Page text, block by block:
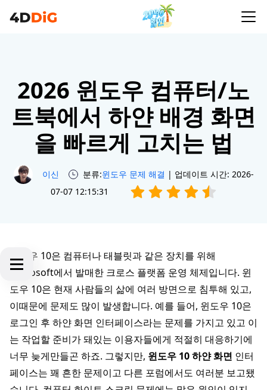
2026 윈도우 컴퓨터/노
트북에서 하얀 배경 화면
을 빠르게 고치는 법
이신 분류:윈도우 문제 해결 | 업데이트 시간: 2026-
07-07 12:15:31
윈도우 10은 컴퓨터나 태블릿과 같은 장치를 위해
Microsoft에서 발매한 크로스 플랫폼 운영 체제입니다. 윈
도우 10은 현재 사람들의 삶에 여러 방면으로 침투해 있고,
이때문에 문제도 많이 발생합니다. 예를 들어, 윈도우 10은
로그인 후 하얀 화면 인터페이스라는 문제를 가지고 있고 이
는 작업할 준비가 돼있는 이용자들에게 적절히 대응하기에
너무 늦게만들곤 하죠. 그렇지만, 윈도우 10 하얀 화면 인터
페이스는 꽤 흔한 문제이고 다른 포럼에서도 여러분 보고됐